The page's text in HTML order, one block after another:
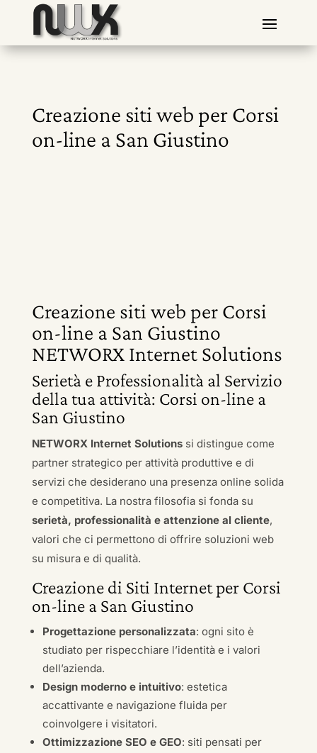
Creazione siti web per Corsi
on-line a San Giustino
Creazione siti web per Corsi
on-line a San Giustino
NETWORX Internet Solutions
Serietà e Professionalità al Servizio
della tua attività: Corsi on-line a
San Giustino
NETWORX Internet Solutionssi distingue come
partner strategico per attività produttive e di
servizi che desiderano una presenza online solida
e competitiva. La nostra filosofia si fonda su
serietà, professionalità e attenzione al cliente,
valori che ci permettono di offrire soluzioni web
su misura e di qualità.
Creazione di Siti Internet per Corsi
on-line a San Giustino
Progettazione personalizzata: ogni sito è
studiato per rispecchiare l’identità e i valori
dell’azienda.
Design moderno e intuitivo: estetica
accattivante e navigazione fluida per
coinvolgere i visitatori.
Ottimizzazione SEO e GEO: siti pensati per